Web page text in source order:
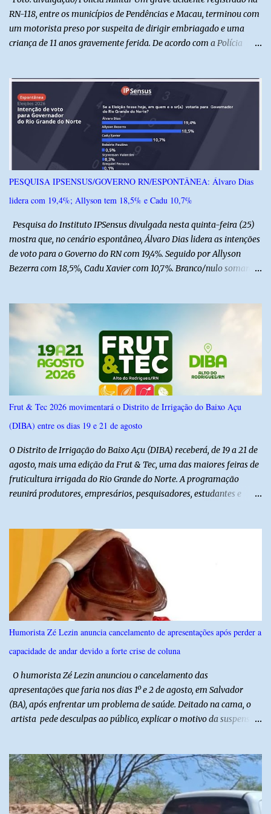
RN-118, entre os municípios de Pendências e Macau, terminou com
um motorista preso por suspeita de dirigir embriagado e uma
criança de 11 anos gravemente ferida. De acordo com a Polícia
autuado em flagrante. O exame pericial para confirmar a
concentração de álcool no organismo ainda está em andamento. A
vítima é um menino de 11 anos, que sofreu ferimentos graves no
acidente. Após os primeiros atendimentos, ele foi entubado e
transferido pelo helicóptero Potiguar 02 para o Hospital
Monsenhor Walfredo Gurgel, em Natal, onde permanece internado
sob cuidados médicos especializados. Segundo informações da
Polícia Militar, a criança é filha de um policial militar. PM reforça
alerta sobre álcool e direção Em nota, a Polícia Militar manifestou
PESQUISA IPSENSUS/GOVERNO RN/ESPONTÂNEA: Álvaro Dias
lidera com 19,4%; Allyson tem 18,5% e Cadu 10,7%
Pesquisa do Instituto IPSensus divulgada nesta quinta-feira (25)
mostra que, no cenário espontâneo, Álvaro Dias lidera as intenções
de voto para o Governo do RN com 19,4%. Seguido por Allyson
Bezerra com 18,5%, Cadu Xavier com 10,7%. Branco/nulo somaram
do Norte entre os dias 18 e 22 de junho de 2026. O levantamento
possui margem de erro de 2,5 pontos percentuais e nível de
confiança de 95%. Registro no TSE: RN-09520/2026
Frut & Tec 2026 movimentará o Distrito de Irrigação do Baixo Açu
(DIBA) entre os dias 19 e 21 de agosto
O Distrito de Irrigação do Baixo Açu (DIBA) receberá, de 19 a 21 de
agosto, mais uma edição da Frut & Tec, uma das maiores feiras de
fruticultura irrigada do Rio Grande do Norte. A programação
reunirá produtores, empresários, pesquisadores, estudantes e
instituições e tecnologias voltadas ao setor. Além das atividades
técnicas, a feira contará com programação cultural. No dia 20 de
agosto, o público poderá prestigiar o show de humor com Mução,
seguido de apresentação musical de Vê Barreto. A Frut & Tec
reforça a importância do Distrito de Irrigação do Baixo Açu como
referência na fruticultura irrigada, promovendo conhecimento,
inovação e oportunidades para o desenvolvimento do agronegócio
potiguar. @associacaodiba
Humorista Zé Lezin anuncia cancelamento de apresentações após perder a
capacidade de andar devido a forte crise de coluna
O humorista Zé Lezin anunciou o cancelamento das
apresentações que faria nos dias 1º e 2 de agosto, em Salvador
(BA), após enfrentar um problema de saúde. Deitado na cama, o
artista pede desculpas ao público, explicar o motivo da suspensão
impossível viajar e subir ao palco. O comediante contou que
precisou ser levado a um hospital depois de perder a capacidade
de andar normalmente. “Eu não estou conseguindo nem me
levantar direito da cama. É um processo muito dolorido”, relatou o